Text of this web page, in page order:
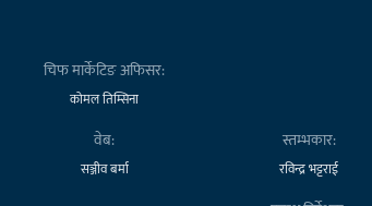
चिफ मार्केटिङ अफिसर:
कोमल तिम्सिना
वेब:
सञ्जीव बर्मा
स्तम्भकार:
रविन्द्र भट्टराई